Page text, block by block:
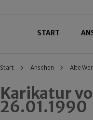
START
Start Ansehen Alte
Karikatur
26.01.1990